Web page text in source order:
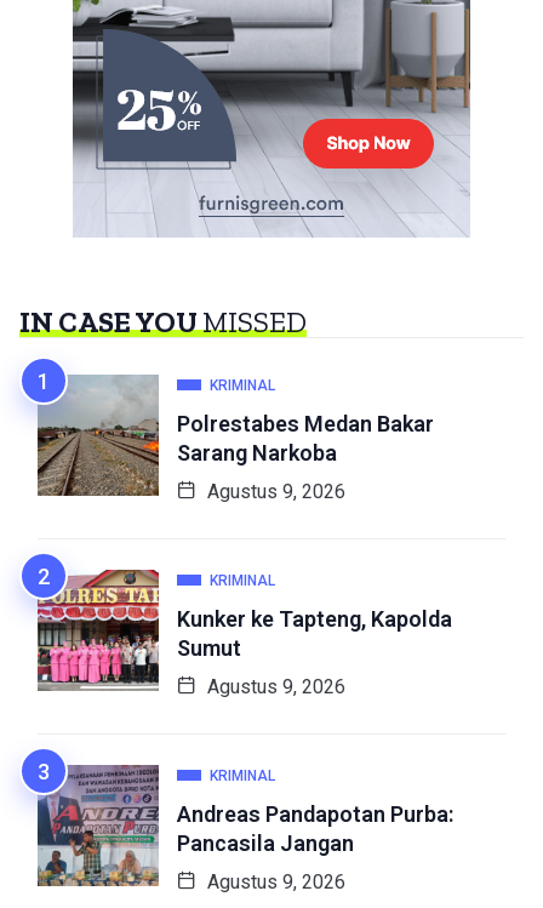
IN CASE YOUMISSED
KRIMINAL
Polrestabes Medan Bakar
Sarang Narkoba
Agustus 9, 2026
KRIMINAL
Kunker ke Tapteng, Kapolda
Sumut
Agustus 9, 2026
KRIMINAL
Andreas Pandapotan Purba:
Pancasila Jangan
Agustus 9, 2026